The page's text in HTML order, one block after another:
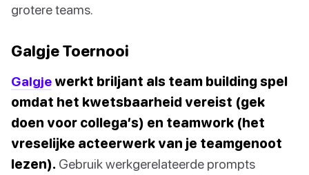
grotere teams.
Galgje Toernooi
Galgje werkt briljant als team building spel
omdat het kwetsbaarheid vereist (gek
doen voor collega’s) en teamwork (het
vreselijke acteerwerk van je teamgenoot
lezen). Gebruik werkgerelateerde prompts